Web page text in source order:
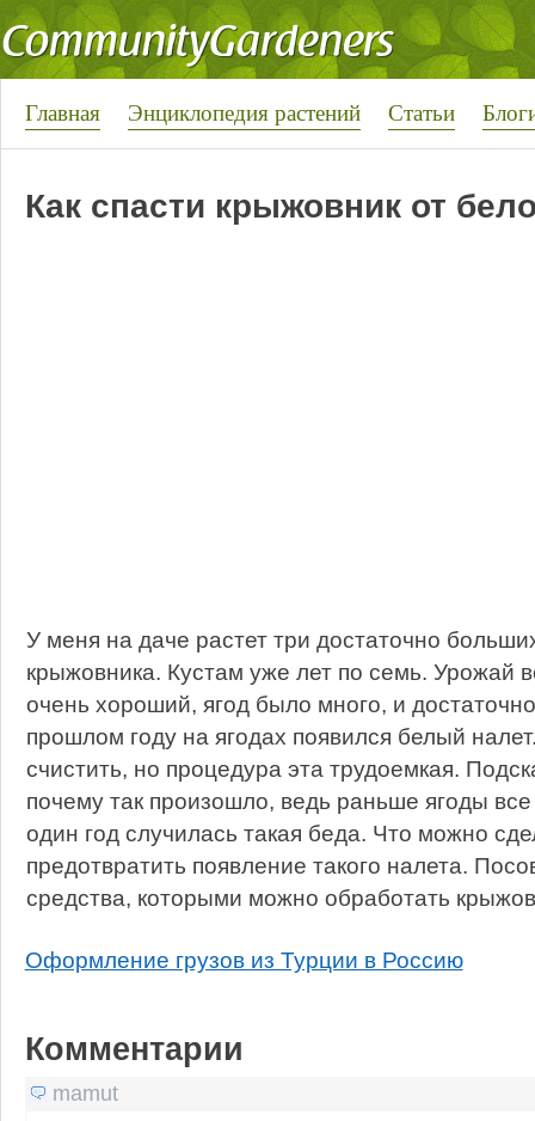
Главная Энциклопедия растений Статьи
Как спасти крыжовник от
У меня на даче растет три достаточно
крыжовника. Кустам уже лет по семь. Урожай
очень хороший, ягод было много, и
прошлом году на ягодах появился белый
счистить, но процедура эта трудоемкая.
почему так произошло, ведь раньше ягоды
один год случилась такая беда. Что можно
предотвратить появление такого налета.
средства, которыми можно обработать
Оформление грузов из Турции в Россию
Комментарии
mamut